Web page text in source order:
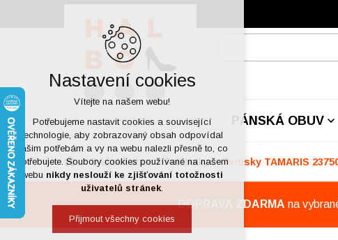
PÁNSKÁ OBUV
Dámská obuv Polobotky Tenisky TAMARIS
DOPRAVA ZDARMA na
Nastavení cookies
Vítejte na našem webu!
Potřebujeme nastavit cookies a související
technologie, aby zobrazovaný obsah odpovídal
vašim potřebám a vy na webu nalezli přesně to, co
potřebujete. Soubory cookies používané na našem
webu nikdy neslouží ke zjišťování totožnosti
uživatelů stránek.
Přijmout všechny cookies